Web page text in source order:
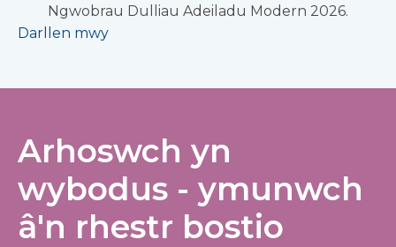
Ngwobrau Dulliau Adeiladu Modern 2026.
Darllen mwy
Arhoswch yn
wybodus - ymunwch
â'n rhestr bostio